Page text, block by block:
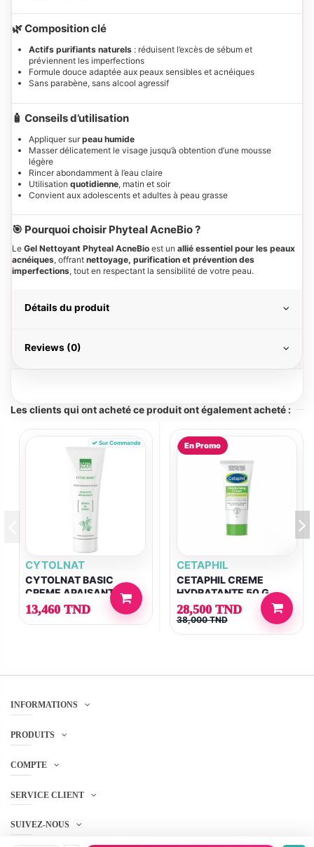
🌿 Composition clé
Actifs purifiants naturels : réduisent l’excès de sébum et
préviennent les imperfections
Formule douce adaptée aux peaux sensibles et acnéiques
Sans parabène, sans alcool agressif
🧴 Conseils d’utilisation
Appliquer surpeau humide
Masser délicatement le visage jusqu’à obtention d’une mousse
légère
Rincer abondamment à l’eau claire
Utilisation quotidienne, matin et soir
Convient aux adolescents et adultes à peau grasse
🎯 Pourquoi choisir Phyteal AcneBio ?
Le Gel Nettoyant Phyteal AcneBio est un allié essentiel pour les peaux
acnéiques, offrant nettoyage, purification et prévention des
imperfections, tout en respectant la sensibilité de votre peau.
Détails du produit
Reviews (0)
Les clients qui ont acheté ce produit ont également acheté :
Sur Commande
CYTOLNAT
CYTOLNAT BASIC
CREME APAISANTE
REPARATRICE 100ML
13,460 TND
En Promo
CETAPHIL
CETAPHIL CREME
HYDRATANTE 50 G
28,500 TND
38,000 TND
INFORMATIONS
PRODUITS
COMPTE
SERVICE CLIENT
SUIVEZ-NOUS